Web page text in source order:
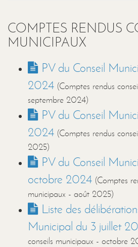
COMPTES RENDUS
MUNICIPAUX
PV du Conseil
2024 (Comptes rendus
septembre 2024)
PV du Conseil
2024 (Comptes rendus
2025)
PV du Conseil
octobre 2024 (Comptes
municipaux - août 2025)
Liste des
Municipal du 3 juillet
conseils municipaux - octobre